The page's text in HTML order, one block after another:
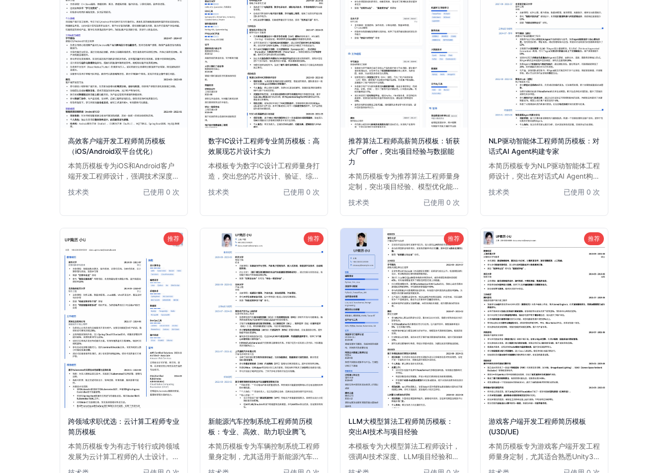
高效客户端开发工程师简历模板
（iOS/Android双平台优化）
本简历模板专为iOS和Android客户
端开发工程师设计，强调技术深度与
技能、项目亮点和技术栈，帮助求职
iOS或Android双平台开发经验的工
程师。简洁专业的版面布局，确保信
息传达高效。
技术类 已使用 0 次
数字IC设计工程师专业简历模板：高
效展现芯片设计实力
本模板专为数字IC设计工程师量身打
造，突出您的芯片设计、验证、综合
重点突出项目经验与技术成果，助您
心仪的数字IC设计职位面试机会。
技术类 已使用 0 次
推荐算法工程师高薪简历模板：斩获
大厂offer，突出项目经验与数据能
力
本简历模板专为推荐算法工程师量身
定制，突出项目经验、模型优化能力
和重点内容展示，帮助求职者在众多
简历中脱颖而出，直击HR和面试官
的关注点，提高面试邀约率。适用于
1-5年推荐算法经验的求职者。
技术类 已使用 0 次
NLP驱动智能体工程师简历模板：对
话式AI Agent构建专家
本简历模板专为NLP驱动智能体工程
师设计，突出在对话式AI Agent构建
构清晰，重点强调自然语言处理技
Agent框架搭建等核心技能，助力求
职者快速获得面试机会。
技术类 已使用 0 次
推荐
跨领域求职优选：云计算工程师专业
简历模板
本简历模板专为有志于转行或跨领域
发展为云计算工程师的人士设计。模
推荐
新能源汽车控制系统工程师简历模
板：专业、高效、助力职业腾飞
本简历模板专为车辆控制系统工程师
量身定制，尤其适用于新能源汽车领
推荐
LLM大模型算法工程师简历模板：
突出AI技术与项目经验
本模板专为大模型算法工程师设计，
强调AI技术深度、LLM项目经验和算
推荐
游戏客户端开发工程师简历模板
(U3D/UE)
本简历模板专为游戏客户端开发工程
师量身定制，尤其适合熟悉Unity3D